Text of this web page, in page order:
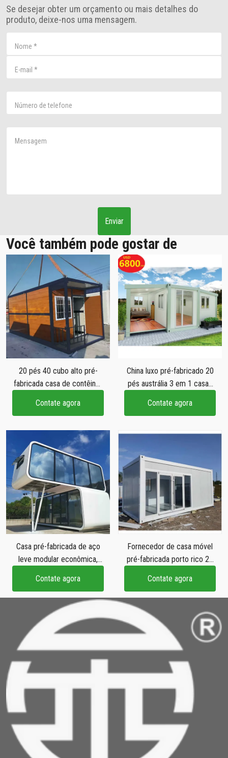
Se desejar obter um orçamento ou mais detalhes do
produto, deixe-nos uma mensagem.
Nome *
E-mail *
Número de telefone
Mensagem
Enviar
Você também pode gostar de
20 pés 40 cubo alto pré-
fabricada casa de contêiner
fabricada casa de contêiner
Contate agora
China luxo pré-fabricado 20
pés austrália 3 em 1 casas
casa de contêiner
Contate agora
Casa pré-fabricada de aço
leve modular econômica,
quartos, casas pré-
fabricadas de novo modelo
Contate agora
Fornecedor de casa móvel
pré-fabricada porto rico 20
portátil pequena casa de
recipiente filipinas para
Contate agora